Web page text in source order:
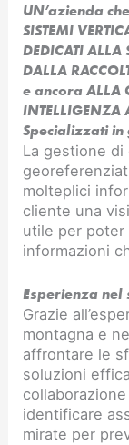
UN’azienda
SISTEMI
DEDICATI ALLA
DALLA
e ancora ALLA
INTELLIGENZA
Specializzati
La gestione di
molteplici
cliente una
utile per poter
informazioni
Esperienza
Grazie
montagna e
affrontare le
soluzioni
identificare
mirate per